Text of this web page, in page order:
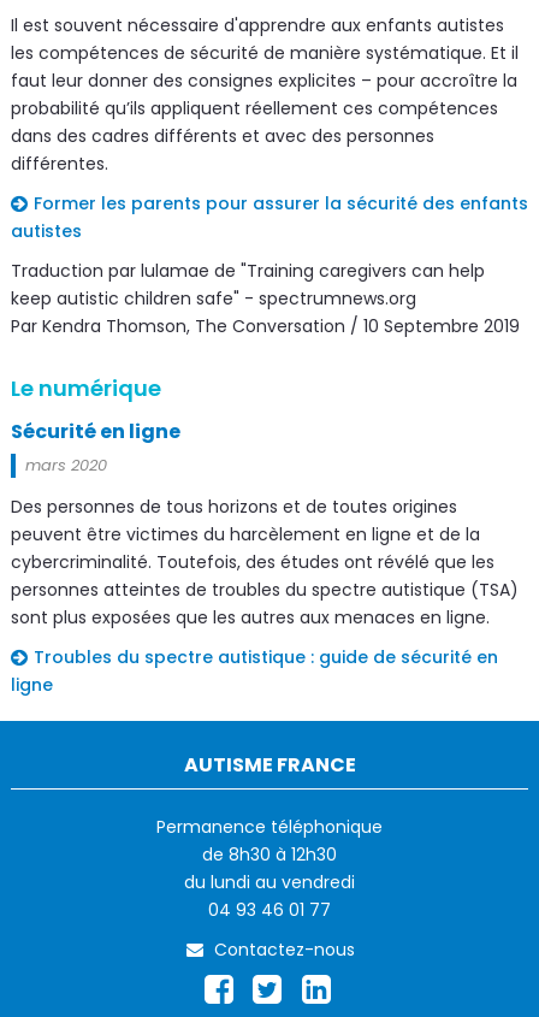
Il est souvent nécessaire d'apprendre aux enfants autistes
les compétences de sécurité de manière systématique. Et il
faut leur donner des consignes explicites – pour accroître la
probabilité qu’ils appliquent réellement ces compétences
dans des cadres différents et avec des personnes
différentes.
Former les parents pour assurer la sécurité des enfants
autistes
Traduction par lulamae de "Training caregivers can help
keep autistic children safe" - spectrumnews.org
Par Kendra Thomson, The Conversation / 10 Septembre 2019
Le numérique
Sécurité en ligne
mars 2020
Des personnes de tous horizons et de toutes origines
peuvent être victimes du harcèlement en ligne et de la
cybercriminalité. Toutefois, des études ont révélé que les
personnes atteintes de troubles du spectre autistique (TSA)
sont plus exposées que les autres aux menaces en ligne.
Troubles du spectre autistique : guide de sécurité en
ligne
AUTISME FRANCE
Permanence téléphonique
de 8h30 à 12h30
du lundi au vendredi
04 93 46 01 77
Contactez-nous